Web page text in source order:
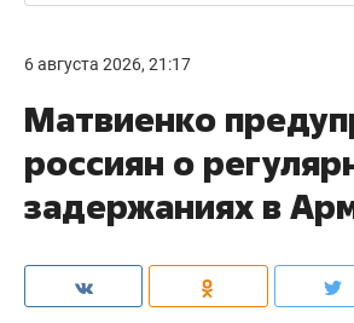
6 августа 2026, 21:17
Матвиенко
россиян о
задержаниях в